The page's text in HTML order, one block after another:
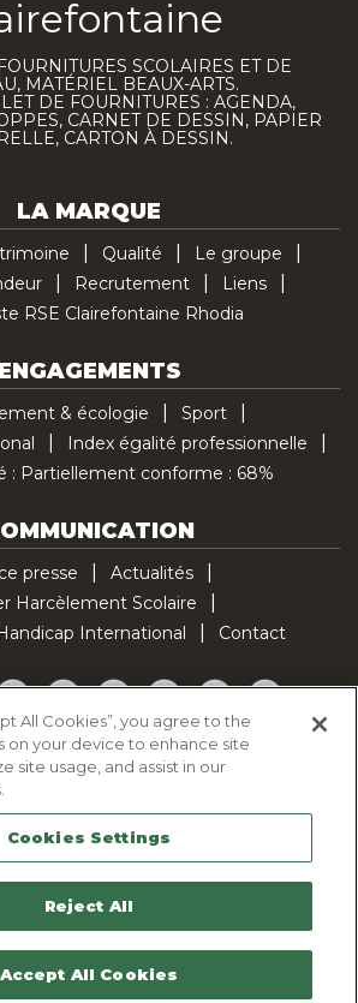
SCOLAIRES ET DE
MATÉRIEL BEAUX-ARTS.
DE FOURNITURES : AGENDA,
CARNET DE DESSIN, PAPIER
CARTON À DESSIN.
LA MARQUE
Qualité
Le groupe
Recrutement
Liens
RSE Clairefontaine Rhodia
ENGAGEMENTS
& écologie
Sport
Index égalité professionnelle
: Partiellement conforme : 68%
presse
Actualités
Harcèlement Scolaire
International
Contact
TwitterYouTubePinterestInstagramLinkedInTikTok
d'utilisation des cookies
de confidentialité
Mentions légales
Plan du site
Contactez-nous
All Cookies”, you agree to the
on your device to enhance site
site usage, and assist in our
Cookies Settings
Reject All
Accept All Cookies